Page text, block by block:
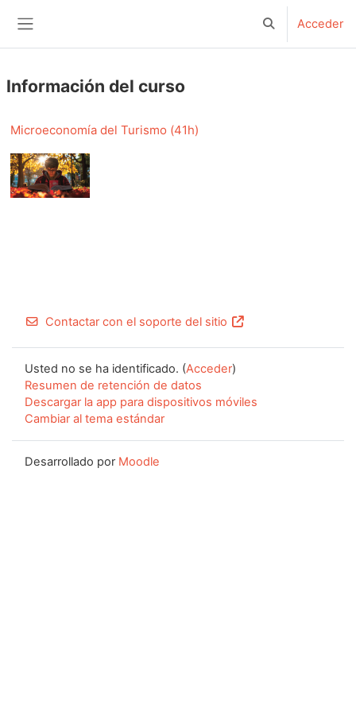
Selector de
Acceder
Información del curso
Microeconomía del Turismo (41h)
Contactar con el soporte del sitio
Usted no se ha identificado. (Acceder)
Resumen de retención de datos
Descargar la app para dispositivos móviles
Cambiar al tema estándar
Desarrollado por Moodle